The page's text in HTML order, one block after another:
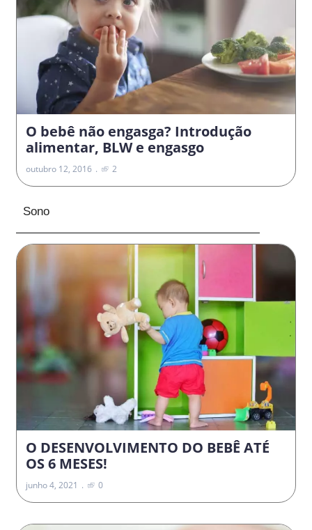
O bebê não engasga? Introdução
alimentar, BLW e engasgo
outubro 12, 2016 2
Sono
O DESENVOLVIMENTO DO BEBÊ ATÉ
OS 6 MESES!
junho 4, 2021 0